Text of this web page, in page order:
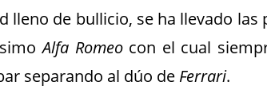
lleno de bullicio, se ha llevado
Alfa Romeocon el cual
separando al dúo de Ferrari.